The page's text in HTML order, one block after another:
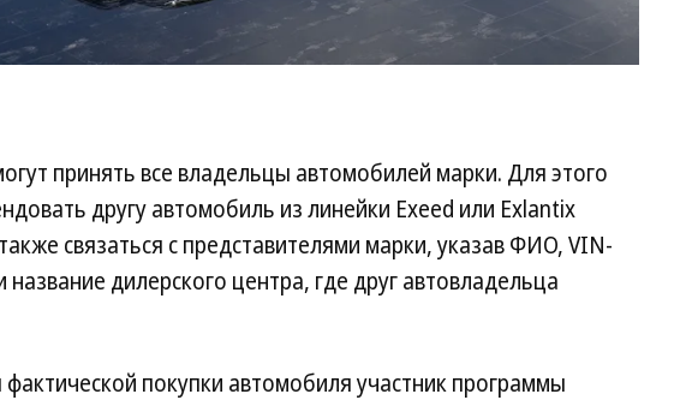
принять все владельцы автомобилей марки. Для этого
другу автомобиль из линейки Exeed или Exlantix
связаться с представителями марки, указав ФИО, VIN-
дилерского центра, где друг автовладельца
покупки автомобиля участник программы